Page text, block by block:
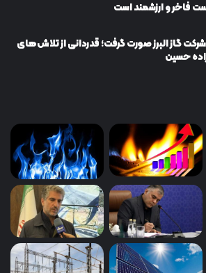
فاخر و ارزشمند است
گاز البرز صورت گرفت؛ قدردانی از تلاش‌های
حسین